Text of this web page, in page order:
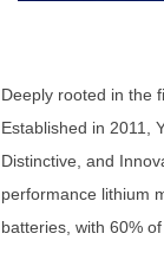
Deeply rooted in the
Established in 2011,
Distinctive, and
performance lithium
batteries, with 60%